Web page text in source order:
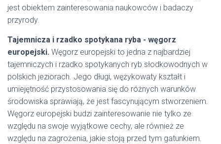
jest obiektem zainteresowania naukowców i badaczy
przyrody.
Tajemnicza i rzadko spotykana ryba - węgorz
europejski. Węgorz europejski to jedna z najbardziej
tajemniczych i rzadko spotykanych ryb słodkowodnych w
polskich jeziorach. Jego długi, wężykowaty kształt i
umiejętność przystosowania się do różnych warunków
środowiska sprawiają, że jest fascynującym stworzeniem.
Węgorz europejski budzi zainteresowanie nie tylko ze
względu na swoje wyjątkowe cechy, ale również ze
względu na zagrożenia, jakie stoją przed tym gatunkiem.